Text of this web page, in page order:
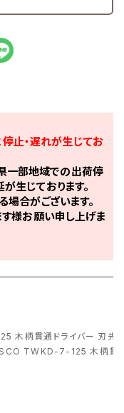
止・遅れが生じてお
一部地域での出荷停
生じております。
合がございます。
様お願い申し上げま
木柄貫通ドライバー 刃先
TWKD-7-125 木柄貫